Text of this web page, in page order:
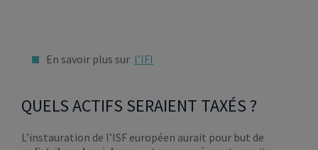
En savoir plus sur l’IFI
QUELS ACTIFS SERAIENT TAXÉS ?
L’instauration de l’ISF européen aurait pour but de